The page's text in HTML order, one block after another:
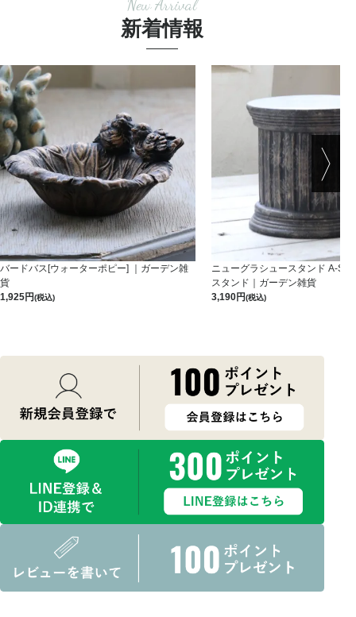
New Arrival
新着情報
バードバス[ウォーターポピー] ｜ガーデン雑
貨
1,925
(税込)
ニューグラシュースタンド A-S-
スタンド｜ガーデン雑貨
3,190
(税込)